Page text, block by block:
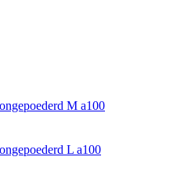
M a100
L a100